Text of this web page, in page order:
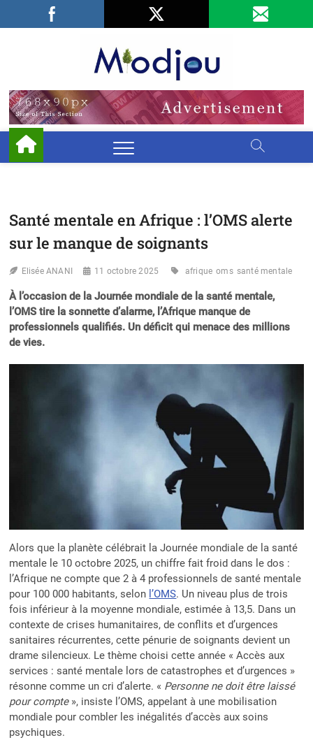
Facebook
LinkedIn
Santé mentale en Afrique : l’OMS alerte
sur le manque de soignants
Elisée ANANI 11 octobre 2025 afrique oms santé mentale
À l’occasion de la Journée mondiale de la santé mentale,
l’OMS tire la sonnette d’alarme, l’Afrique manque de
professionnels qualifiés. Un déficit qui menace des millions
de vies.
Alors que la planète célébrait la Journée mondiale de la santé
mentale le 10 octobre 2025, un chiffre fait froid dans le dos :
l’Afrique ne compte que 2 à 4 professionnels de santé mentale
pour 100 000 habitants, selon l’OMS. Un niveau plus de trois
fois inférieur à la moyenne mondiale, estimée à 13,5. Dans un
contexte de crises humanitaires, de conflits et d’urgences
sanitaires récurrentes, cette pénurie de soignants devient un
drame silencieux. Le thème choisi cette année « Accès aux
services : santé mentale lors de catastrophes et d’urgences »
résonne comme un cri d’alerte. « Personne ne doit être laissé
pour compte », insiste l’OMS, appelant à une mobilisation
mondiale pour combler les inégalités d’accès aux soins
psychiques.